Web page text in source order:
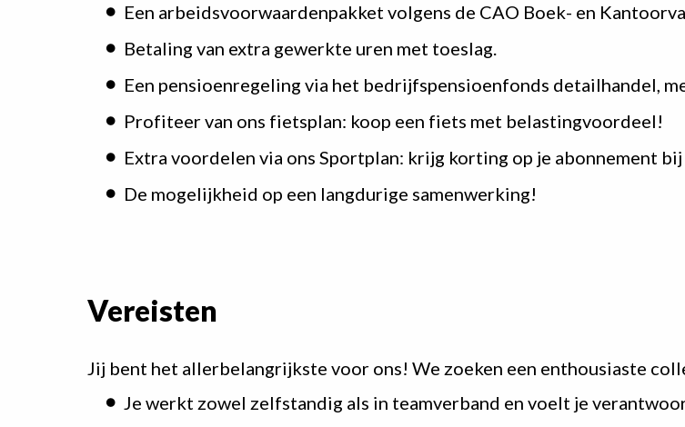
Een arbeidsvoorwaardenpakket volgens de CAO Boek- en
Betaling van extra gewerkte uren met toeslag.
Een pensioenregeling via het bedrijfspensioenfonds detailhandel,
Profiteer van ons fietsplan: koop een fiets met belastingvoordeel!
Extra voordelen via ons Sportplan: krijg korting op je abonnement
De mogelijkheid op een langdurige samenwerking!
Vereisten
Jij bent het allerbelangrijkste voor ons! We zoeken een enthousiaste
Je werkt zowel zelfstandig als in teamverband en voelt je